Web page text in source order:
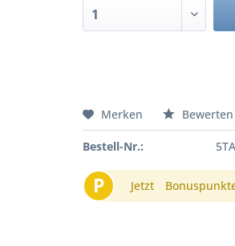
Merken Bewerten
Bestell-Nr.:
P Jetzt